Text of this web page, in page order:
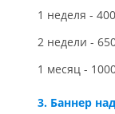
1 неделя -
2 недели -
1 месяц -
3. Баннер